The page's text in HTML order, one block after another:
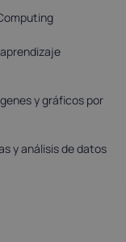
y gráficos por
y análisis de datos